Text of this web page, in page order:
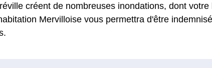
créent de nombreuses inondations, dont
Mervilloise vous permettra d'être